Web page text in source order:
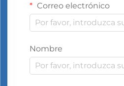
Correo electrónico
Nombre